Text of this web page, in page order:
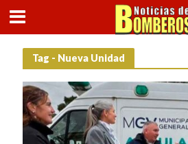
Tag - Nueva Unidad